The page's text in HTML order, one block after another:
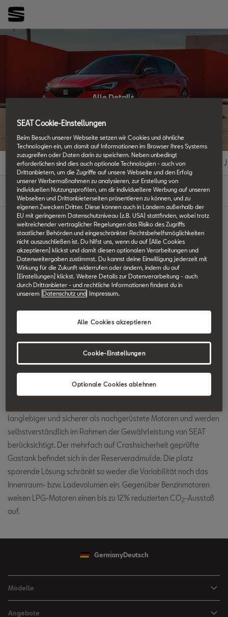
Alle Details.
SEAT Techniklexikon
A B C D E F G H J
SEAT Technik Lexikon durchsuchen.
Autogas
LPG-Motoren sind so konzipiert, dass sie sowohl mit
Ottokraftstoffen, also auch mit LPG (Propan, Butan und deren
Gemische) eine effiziente Verbrennung und somit ein
gibt es jeweils eine eigene Kraftstoffverteilerleiste. Ist das
Autogas verbraucht, schaltet der Motor automatisch auf
langlebiger und sicherer als nachgerüstete Motoren und werden
selbstverständlich im Rahmen der Gewährleistung von SEAT
berücksichtigt. Der mehrfach auf Crashsicherheit geprüfte
Gastank befindet sich in der Reserveradmulde. Die platz
sparende Lösung schränkt so weder die Variabilität noch das
Innenraum- bzw. Ladevolumen ein. Gegenüber Benzinmotoren
weisen LPG-Motoren einen bis zu 12% reduzierten CO2-Ausstoß
auf.
GermanyDeutsch
Modelle
Angebote
SEAT Cookie-Einstellungen
Beim Besuch unserer Webseite setzen wir Cookies und ähnliche
Technologien ein, um damit auf Informationen im Browser Ihres Systems
zuzugreifen oder Daten darin zu speichern. Neben unbedingt
erforderlichen sind dies auch optionale Technologien - auch von
Drittanbietern, um die Zugriffe auf unsere Webseite und den Erfolg
unserer Werbemaßnahmen zu analysieren, zur Erstellung von
individuellen Nutzungsprofilen, um dir individuellere Werbung auf unseren
Webseiten und Drittanbieterseiten präsentieren zu können, und zu
eigenen Zwecken Dritter. Diese können auch in Ländern außerhalb der
EU mit geringerem Datenschutzniveau (z.B. USA) stattfinden, wobei trotz
weitreichender vertraglicher Regelungen das Risiko des Zugriffs
staatlicher Behörden und eingeschränkter Rechtsbehelfsmöglichkeiten
nicht auszuschließen ist. Du hilfst uns, wenn du auf [Alle Cookies
akzeptieren] klickst und damit diesen optionalen Verarbeitungen und
Datenweitergaben zustimmst. Du kannst deine Einwilligung jederzeit mit
Wirkung für die Zukunft widerrufen oder ändern, indem du auf
[Einstellungen] klickst. Weitere Details zur Datenverarbeitung - auch
durch Drittanbieter - und rechtliche Informationen findest du in
unserem Datenschutz und Impressum.
Optionale Cookies ablehnen
Alle Cookies akzeptieren
Cookie-Einstellungen